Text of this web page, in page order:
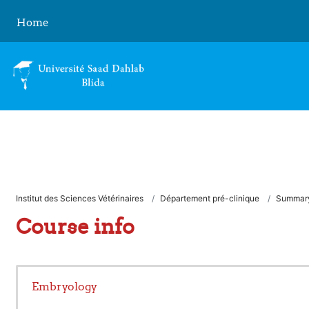
Home
Institut des Sciences Vétérinaires Département pré-clinique
Course info
Embryology